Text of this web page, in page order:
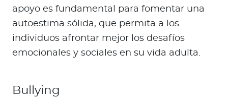
apoyo es fundamental para fomentar una
autoestima sólida, que permita a los
individuos afrontar mejor los desafíos
emocionales y sociales en su vida adulta.
Bullying